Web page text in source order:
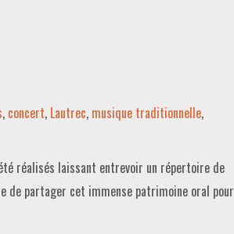
, concert, Lautrec, musique traditionnelle,
réalisés laissant entrevoir un répertoire de
de partager cet immense patrimoine oral pour